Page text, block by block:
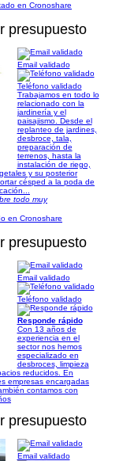
en Cronoshare
presupuesto
Email validado
Teléfono validado
Trabajamos en todo lo
relacionado con la
jardinería y el
paisajismo. Desde el
replanteo de jardines,
desbroce, tala,
preparación de
terrenos, hasta la
instalación de riego,
y su posterior
césped a la poda de
todo muy
en Cronoshare
presupuesto
Email validado
Teléfono validado
Responde rápido
Con 13 años de
experiencia en el
sector nos hemos
especializado en
desbroces, limpieza
reducidos. En
empresas encargadas
contamos con
presupuesto
Email validado